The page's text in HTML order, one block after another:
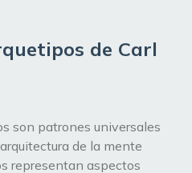
de Carl
son patrones universales
de la mente
representan aspectos